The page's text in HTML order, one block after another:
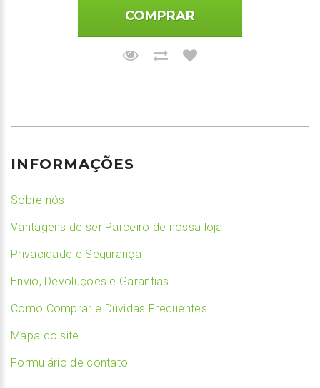
COMPRAR
INFORMAÇÕES
Sobre nós
Vantagens de ser Parceiro de nossa loja
Privacidade e Segurança
Envio, Devoluções e Garantias
Como Comprar e Dúvidas Frequentes
Mapa do site
Formulário de contato